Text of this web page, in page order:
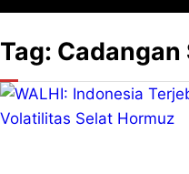
Tag: